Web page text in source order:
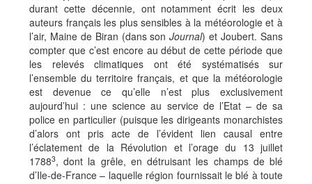
durant cette décennie, ont notamment écrit les deux
auteurs français les plus sensibles à la météorologie et à
l’air, Maine de Biran (dans sonJournal) et Joubert. Sans
compter que c’est encore au début de cette période que
les relevés climatiques ont été systématisés sur
l’ensemble du territoire français, et que la météorologie
est devenue ce qu’elle n’est plus exclusivement
aujourd’hui : une science au service de l’Etat – de sa
police en particulier (puisque les dirigeants monarchistes
d’alors ont pris acte de l’évident lien causal entre
l’éclatement de la Révolution et l’orage du 13 juillet
17883, dont la grêle, en détruisant les champs de blé
d’Ile-de-France – laquelle région fournissait le blé à toute